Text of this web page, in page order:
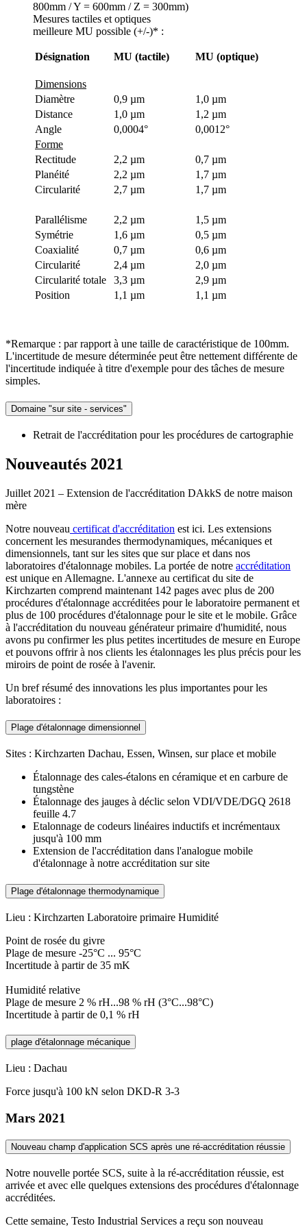
800mm / Y = 600mm / Z = 300mm)
Mesures tactiles et optiques
meilleure MU possible (+/-)* :
Désignation MU (tactile) MU (optique)
Dimensions
Diamètre
0,9 µm
1,0 µm
Distance
1,0 µm
1,2 µm
Angle
0,0004°
0,0012°
Forme
Rectitude
2,2 µm
0,7 µm
Planéité
2,2 µm
1,7 µm
Circularité
2,7 µm 1,7 µm
Parallélisme 2,2 µm
1,5 µm
Symétrie
1,6 µm
0,5 µm
Coaxialité
0,7 µm
0,6 µm
Circularité
2,4 µm
2,0 µm
Circularité totale
3,3 µm
2,9 µm
Position
1,1 µm 1,1 µm
*Remarque : par rapport à une taille de caractéristique de 100mm.
L'incertitude de mesure déterminée peut être nettement différente de
l'incertitude indiquée à titre d'exemple pour des tâches de mesure
simples.
Domaine "sur site - services"
Retrait de l'accréditation pour les procédures de cartographie
Nouveautés 2021
Juillet 2021 – Extension de l'accréditation DAkkS de notre maison
mère
Notre nouveau certificat d'accréditation est ici. Les extensions
concernent les mesurandes thermodynamiques, mécaniques et
dimensionnels, tant sur les sites que sur place et dans nos
laboratoires d'étalonnage mobiles. La portée de notre accréditation
est unique en Allemagne. L'annexe au certificat du site de
Kirchzarten comprend maintenant 142 pages avec plus de 200
procédures d'étalonnage accréditées pour le laboratoire permanent et
plus de 100 procédures d'étalonnage pour le site et le mobile. Grâce
à l'accréditation du nouveau générateur primaire d'humidité, nous
avons pu confirmer les plus petites incertitudes de mesure en Europe
et pouvons offrir à nos clients les étalonnages les plus précis pour les
miroirs de point de rosée à l'avenir.
Un bref résumé des innovations les plus importantes pour les
laboratoires :
Plage d'étalonnage dimensionnel
Sites : Kirchzarten Dachau, Essen, Winsen, sur place et mobile
Étalonnage des cales-étalons en céramique et en carbure de
tungstène
Étalonnage des jauges à déclic selon VDI/VDE/DGQ 2618
feuille 4.7
Etalonnage de codeurs linéaires inductifs et incrémentaux
jusqu'à 100 mm
Extension de l'accréditation dans l'analogue mobile
d'étalonnage à notre accréditation sur site
Plage d'étalonnage thermodynamique
Lieu : Kirchzarten Laboratoire primaire Humidité
Point de rosée du givre
Plage de mesure -25°C ... 95°C
Incertitude à partir de 35 mK
Humidité relative
Plage de mesure 2 % rH...98 % rH (3°C...98°C)
Incertitude à partir de 0,1 % rH
plage d'étalonnage mécanique
Lieu : Dachau
Force jusqu'à 100 kN selon DKD-R 3-3
Mars 2021
Nouveau champ d'application SCS après une ré-accréditation réussie
Notre nouvelle portée SCS, suite à la ré-accréditation réussie, est
arrivée et avec elle quelques extensions des procédures d'étalonnage
accréditées.
Cette semaine, Testo Industrial Services a reçu son nouveau